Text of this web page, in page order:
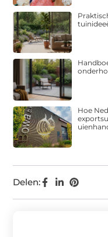
Delen:
Hoe